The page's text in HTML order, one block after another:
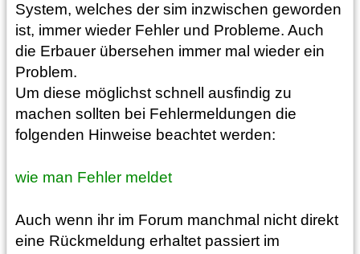
System, welches der sim inzwischen geworden
ist, immer wieder Fehler und Probleme. Auch
die Erbauer übersehen immer mal wieder ein
Problem.
Um diese möglichst schnell ausfindig zu
machen sollten bei Fehlermeldungen die
folgenden Hinweise beachtet werden:
wie man Fehler meldet
Auch wenn ihr im Forum manchmal nicht direkt
eine Rückmeldung erhaltet passiert im